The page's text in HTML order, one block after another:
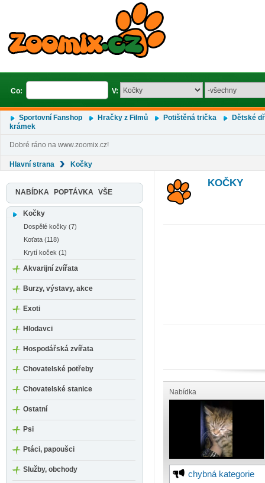
Co: V:
Sportovní Fanshop Hračky z Filmů Potištěná trička
Dětské
krámek
Dobré ráno na www.zoomix.cz!
Hlavní strana Kočky
NABÍDKA POPTÁVKA VŠE
Kočky
Dospělé kočky (7)
Koťata (118)
Krytí koček (1)
Akvarijní zvířata
Burzy, výstavy, akce
Exoti
Hlodavci
Hospodářská zvířata
Chovatelské potřeby
Chovatelské stanice
Ostatní
Psi
Ptáci, papoušci
Služby, obchody
KOČKY
Nabídka
chybná kategorie